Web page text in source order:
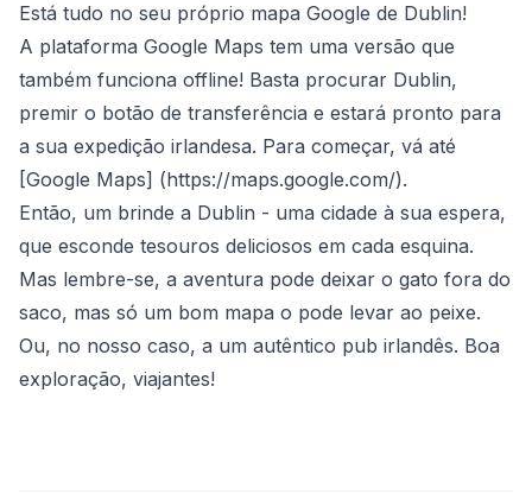
Está tudo no seu próprio mapa Google de Dublin!
A plataforma Google Maps tem uma versão que
também funciona offline! Basta procurar Dublin,
premir o botão de transferência e estará pronto para
a sua expedição irlandesa. Para começar, vá até
[Google Maps] (https://maps.google.com/).
Então, um brinde a Dublin - uma cidade à sua espera,
que esconde tesouros deliciosos em cada esquina.
Mas lembre-se, a aventura pode deixar o gato fora do
saco, mas só um bom mapa o pode levar ao peixe.
Ou, no nosso caso, a um autêntico pub irlandês. Boa
exploração, viajantes!